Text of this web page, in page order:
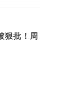
狠批！周